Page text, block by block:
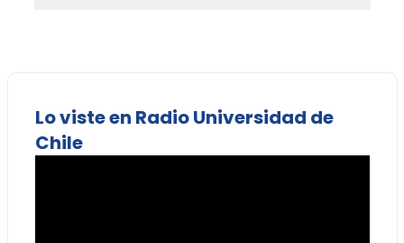
Lo viste en Radio Universidad de
Chile